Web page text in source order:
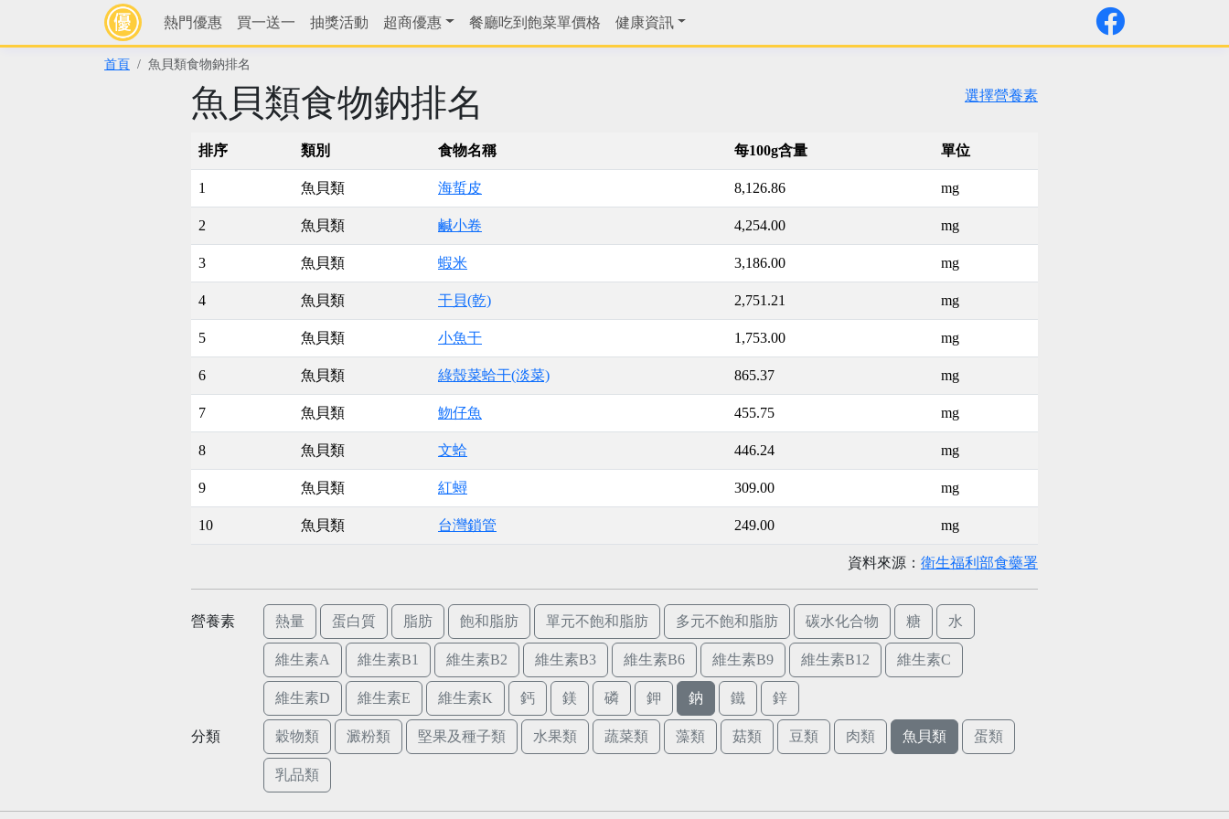
熱門優惠 買一送一 抽獎活動 超商優惠 餐廳吃到飽菜單價格 健康資訊
首頁 魚貝類食物鈉排名
選擇營養素
魚貝類食物鈉排名
排序 類別 食物名稱 每100g含量 單位
1 魚貝類 海蜇皮 8,126.86 mg
2 魚貝類 鹹小卷 4,254.00 mg
3 魚貝類 蝦米 3,186.00 mg
4 魚貝類 干貝(乾) 2,751.21 mg
5 魚貝類 小魚干 1,753.00 mg
6 魚貝類 綠殼菜蛤干(淡菜) 865.37 mg
7 魚貝類 魩仔魚 455.75 mg
8 魚貝類 文蛤 446.24 mg
9 魚貝類 紅蟳 309.00 mg
10 魚貝類 台灣鎖管 249.00 mg
資料來源： 衛生福利部食藥署
營養素 熱量 蛋白質 脂肪 飽和脂肪 單元不飽和脂肪 多元不飽和脂肪 碳水化合物 糖 水
維生素A 維生素B1 維生素B2 維生素B3 維生素B6 維生素B9 維生素B12 維生素C
維生素D 維生素E 維生素K 鈣 鎂 磷 鉀 鈉 鐵 鋅
分類 穀物類 澱粉類 堅果及種子類 水果類 蔬菜類 藻類 菇類 豆類 肉類 魚貝類 蛋類
乳品類